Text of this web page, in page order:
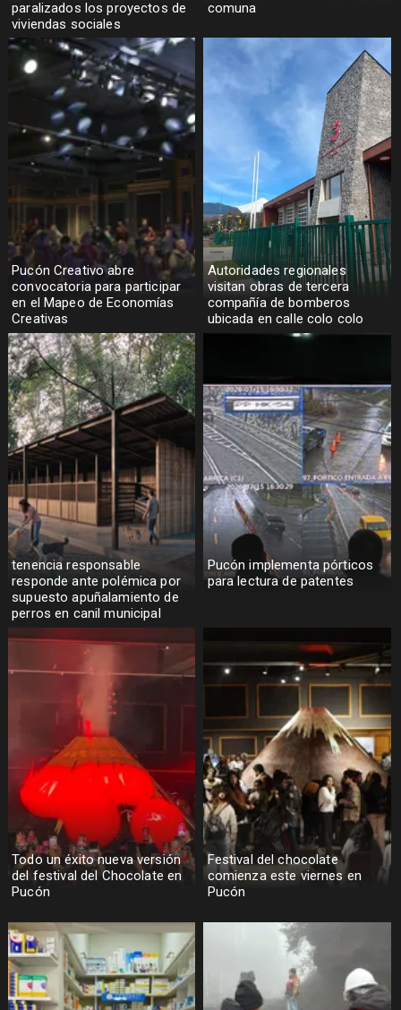
paralizados los proyectos de
viviendas sociales
comuna
Pucón Creativo abre
convocatoria para participar
en el Mapeo de Economías
Creativas
Autoridades regionales
visitan obras de tercera
compañía de bomberos
ubicada en calle colo colo
tenencia responsable
responde ante polémica por
supuesto apuñalamiento de
perros en canil municipal
Pucón implementa pórticos
para lectura de patentes
Todo un éxito nueva versión
del festival del Chocolate en
Pucón
Festival del chocolate
comienza este viernes en
Pucón